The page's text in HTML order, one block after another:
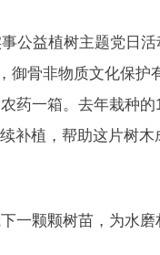
公益植树主题党日
御骨非物质文化保护
药一箱。去年栽种的
补植，帮助这片树木
一颗颗树苗，为水磨